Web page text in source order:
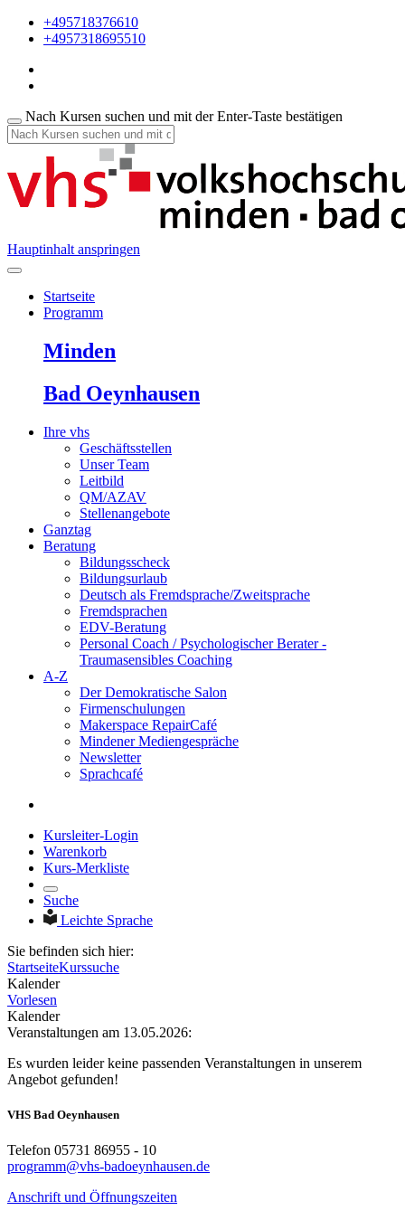
+495718376610
+4957318695510
Nach Kursen suchen und mit der Enter-Taste bestätigen
Hauptinhalt anspringen
Startseite
Programm
Minden
Bad Oeynhausen
Ihre vhs
Geschäftsstellen
Unser Team
Leitbild
QM/AZAV
Stellenangebote
Ganztag
Beratung
Bildungsscheck
Bildungsurlaub
Deutsch als Fremdsprache/Zweitsprache
Fremdsprachen
EDV-Beratung
Personal Coach / Psychologischer Berater -
Traumasensibles Coaching
A-Z
Der Demokratische Salon
Firmenschulungen
Makerspace RepairCafé
Mindener Mediengespräche
Newsletter
Sprachcafé
Kursleiter-Login
Warenkorb
Kurs-Merkliste
Suche
Leichte Sprache
Sie befinden sich hier:
StartseiteKurssuche
Kalender
Vorlesen
Kalender
Veranstaltungen am 13.05.2026:
Es wurden leider keine passenden Veranstaltungen in unserem
Angebot gefunden!
VHS Bad Oeynhausen
Telefon 05731 86955 - 10
programm@vhs-badoeynhausen.de
Anschrift und Öffnungszeiten